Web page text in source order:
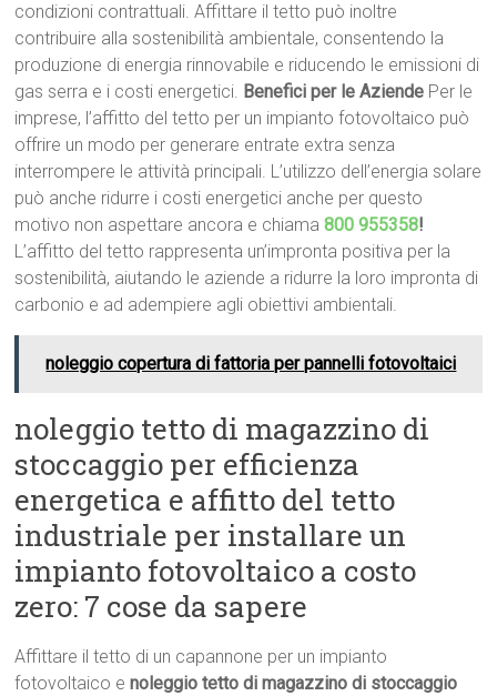
condizioni contrattuali. Affittare il tetto può inoltre
contribuire alla sostenibilità ambientale, consentendo la
produzione di energia rinnovabile e riducendo le emissioni di
gas serra e i costi energetici. Benefici per le Aziende Per le
imprese, l’affitto del tetto per un impianto fotovoltaico può
offrire un modo per generare entrate extra senza
interrompere le attività principali. L’utilizzo dell’energia solare
può anche ridurre i costi energetici anche per questo
motivo non aspettare ancora e chiama800 955358!
L’affitto del tetto rappresenta un’impronta positiva per la
sostenibilità, aiutando le aziende a ridurre la loro impronta di
carbonio e ad adempiere agli obiettivi ambientali.
noleggio copertura di fattoria per pannelli fotovoltaici
noleggio tetto di magazzino di
stoccaggio per efficienza
energetica e affitto del tetto
industriale per installare un
impianto fotovoltaico a costo
zero: 7 cose da sapere
Affittare il tetto di un capannone per un impianto
fotovoltaico enoleggio tetto di magazzino di stoccaggio